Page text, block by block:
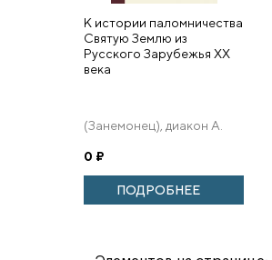
К истории паломничества
Святую Землю из
Русского Зарубежья XX
века
(Занемонец), диакон А.
0 ₽
ПОДРОБНЕЕ